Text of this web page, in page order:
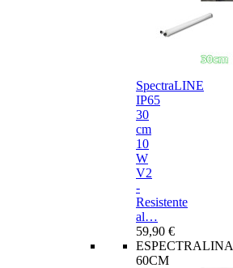
SpectraLINE
IP65
30
cm
10
W
V2
-
Resistente
al…
59,90 €
ESPECTRALINA
60CM